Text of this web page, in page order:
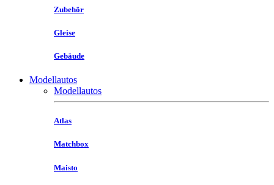
Zubehör
Gleise
Gebäude
Modellautos
Modellautos
Atlas
Matchbox
Maisto